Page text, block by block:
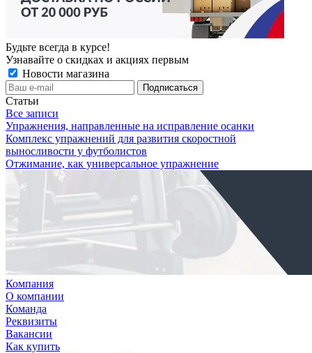
Будьте всегда в курсе!
Узнавайте о скидках и акциях первым
Новости магазина
Статьи
Все записи
Упражнения, направленные на исправление осанки
Комплекс упражнений для развития скоростной
выносливости у футболистов
Отжимание, как универсальное упражнение
Компания
О компании
Команда
Реквизиты
Вакансии
Как купить